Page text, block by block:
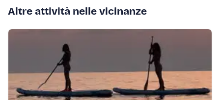
Altre attività nelle vicinanze